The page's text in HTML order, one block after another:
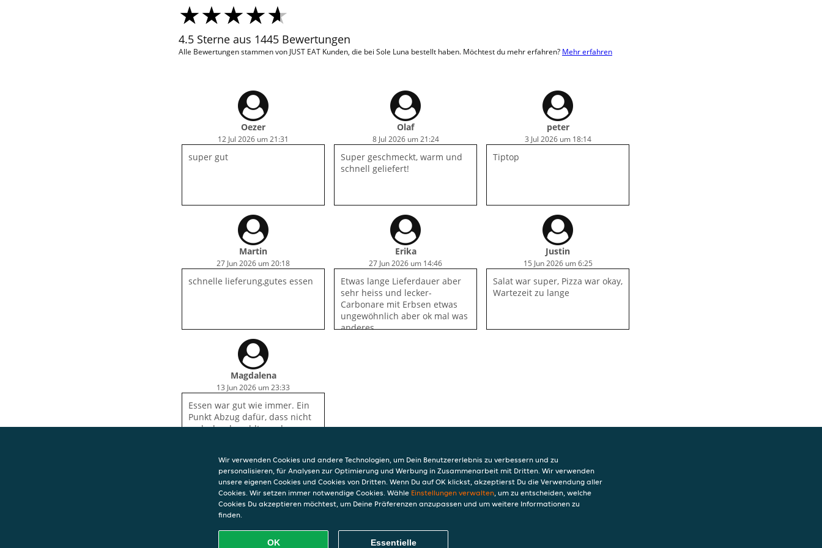
4.5 Sterne aus 1445 Bewertungen
Alle Bewertungen stammen von JUST EAT Kunden, die bei Sole Luna bestellt haben. Möchtest du mehr erfahren? Mehr erfahren
Oezer
12 Jul 2026 um 21:31
super gut
Olaf
8 Jul 2026 um 21:24
Super geschmeckt, warm und
schnell geliefert!
peter
3 Jul 2026 um 18:14
Tiptop
Martin
27 Jun 2026 um 20:18
schnelle lieferung,gutes essen
Erika
27 Jun 2026 um 14:46
Etwas lange Lieferdauer aber
sehr heiss und lecker-
Carbonare mit Erbsen etwas
ungewöhnlich aber ok mal was
anderes.
Justin
15 Jun 2026 um 6:25
Salat war super, Pizza war okay,
Wartezeit zu lange
Magdalena
13 Jun 2026 um 23:33
Essen war gut wie immer. Ein
Punkt Abzug dafür, dass nicht
mehr bar bezahlt werden
KONTAKT
Sole Luna
Gerichtsgasse 77
Wir verwenden Cookies und andere Technologien, um Dein Benutzererlebnis zu verbessern und zu
personalisieren, für Analysen zur Optimierung und Werbung in Zusammenarbeit mit Dritten. Wir verwenden
unsere eigenen Cookies und Cookies von Dritten. Wenn Du auf OK klickst, akzeptierst Du die Verwendung aller
Cookies. Wir setzen immer notwendige Cookies. Wähle Einstellungen verwalten, um zu entscheiden, welche
Cookies Du akzeptieren möchtest, um Deine Präferenzen anzupassen und um weitere Informationen zu
finden.
OK Essentielle